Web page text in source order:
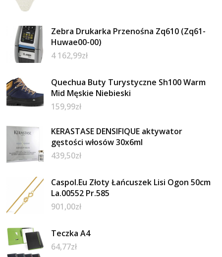
Zebra Drukarka Przenośna Zq610 (Zq61-
Huwae00-00)
4 162,99zł
Quechua Buty Turystyczne Sh100 Warm
Mid Męskie Niebieski
159,99zł
KERASTASE DENSIFIQUE aktywator
gęstości włosów 30x6ml
439,50zł
Caspol.Eu Złoty Łańcuszek Lisi Ogon 50cm
La.00552 Pr.585
901,00zł
Teczka A4
64,77zł